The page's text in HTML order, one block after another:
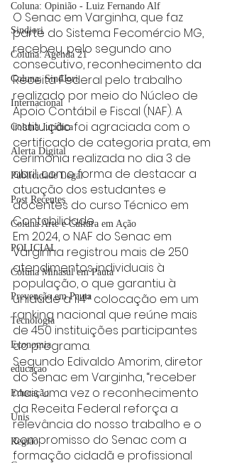
Coluna: Opinião - Luiz Fernando Alf
Sindjori
Coluna: Agenda 21
Coluna: SindJori
Internacional
Coluna Jurídica
Alerta Digital
Publicidade Legal
Post Recentes
Coluna Arte e Cultura em Ação
POLICIAL
Coluna Minasul em Pauta
Prevenção em Pauta
Tecnologia
Economia
educaçao
Educação
Unis
Região
O Senac em Varginha, que faz
parte do Sistema Fecomércio MG,
recebeu, pelo segundo ano
consecutivo, reconhecimento da
Receita Federal pelo trabalho
realizado por meio do Núcleo de
Apoio Contábil e Fiscal (NAF). A
instituição foi agraciada com o
certificado de categoria prata, em
cerimônia realizada no dia 3 de
abril, como forma de destacar a
atuação dos estudantes e
docentes do curso Técnico em
Contabilidade.
Em 2024, o NAF do Senac em
Varginha registrou mais de 250
atendimentos individuais à
população, o que garantiu à
unidade a 114ª colocação em um
ranking nacional que reúne mais
de 450 instituições participantes
do programa.
Segundo Edivaldo Amorim, diretor
do Senac em Varginha, “receber
mais uma vez o reconhecimento
da Receita Federal reforça a
relevância do nosso trabalho e o
compromisso do Senac com a
formação cidadã e profissional